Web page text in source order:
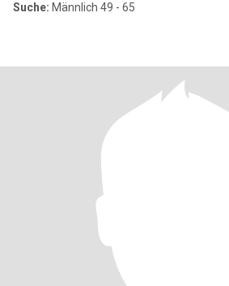
Suche: Männlich 49 - 65